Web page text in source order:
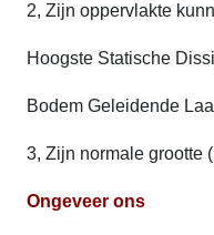
2, Zijn oppervlakte
Hoogste Statische
Bodem Geleidende
3, Zijn normale grootte
Ongeveer ons